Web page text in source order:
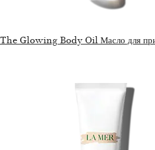
The Glowing Body Oil Масло для